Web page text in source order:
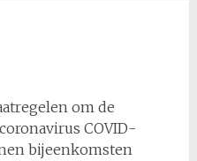
om de
COVID-
bijeenkomsten